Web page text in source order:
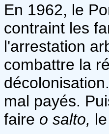
En 1962, le
contraint les
l'arrestation
combattre la
mal payés.
faire o salto,